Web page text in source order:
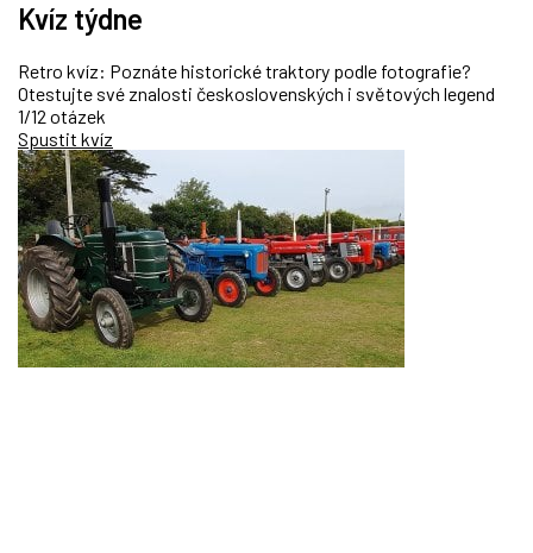
Kvíz týdne
Retro kvíz: Poznáte historické traktory podle fotografie?
Otestujte své znalosti československých i světových legend
1/12 otázek
Spustit kvíz